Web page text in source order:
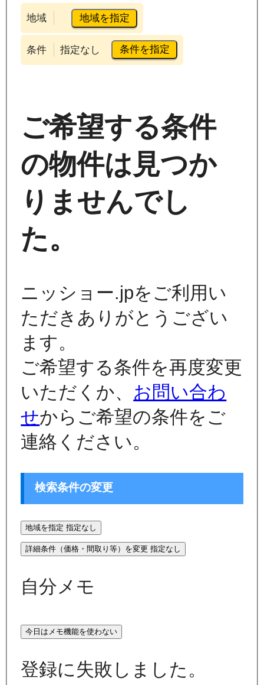
地域 地域を指定
条件 指定なし 条件を指定
ご希望する条件
の物件は見つか
りませんでし
た。
ニッショー.jpをご利用い
ただきありがとうござい
ます。
ご希望する条件を再度変更
いただくか、 お問い合わ
せからご希望の条件をご
連絡ください。
検索条件の変更
地域を指定 指定なし
詳細条件（価格・間取り等）を変更 指定なし
自分メモ
今日はメモ機能を使わない
登録に失敗しました。